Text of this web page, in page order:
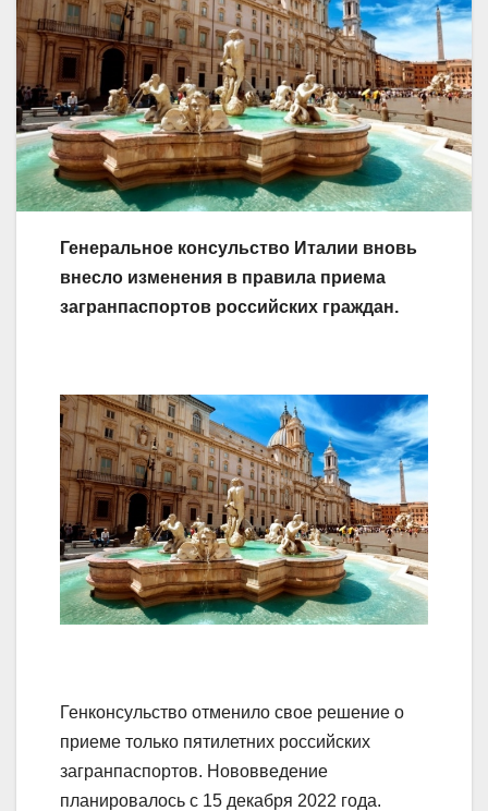
Генеральное консульство Италии вновь
внесло изменения в правила приема
загранпаспортов российских граждан.
Генконсульство отменило свое решение о
приеме только пятилетних российских
загранпаспортов. Нововведение
планировалось с 15 декабря 2022 года.